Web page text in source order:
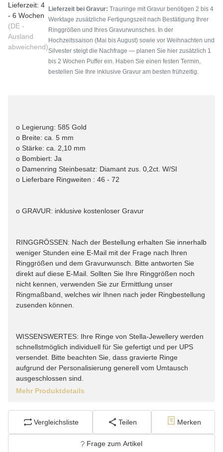
Lieferzeit: 4
- 6 Wochen
(DE -
Ausland
abweichend)
Lieferzeit bei Gravur: Trauringe mit Gravur benötigen 2 bis 4
Werktage zusätzliche Fertigungszeit nach Bestätigung Ihrer
Ringgrößen und Ihres Gravurwunsches. In der
Hochzeitssaison (Mai bis August) sowie vor Weihnachten und
Silvester steigt die Nachfrage — planen Sie hier zusätzlich 1
bis 2 Wochen Puffer ein. Haben Sie einen festen Termin,
bestellen Sie Ihre inklusive Gravur am besten frühzeitig.
o Legierung: 585 Gold
o Breite: ca. 5 mm
o Stärke: ca. 2,10 mm
o Bombiert: Ja
o Damenring Steinbesatz: Diamant zus. 0,2ct. W/SI
o Lieferbare Ringweiten : 46 - 72
o GRAVUR: inklusive kostenloser Gravur
RINGGRÖSSEN: Nach der Bestellung erhalten Sie innerhalb
weniger Stunden eine E-Mail mit der Frage nach Ihren
Ringgrößen und dem Gravurwunsch. Bitte antworten Sie
direkt auf diese E-Mail. Sollten Sie Ihre Ringgrößen noch
nicht kennen, verwenden Sie zur Ermittlung unser
Ringmaßband, welches wir Ihnen nach jeder Ringbestellung
zusenden können.
WISSENSWERTES: Ihre Ringe von Stella-Jewellery werden
schnellstmöglich individuell für Sie gefertigt und per UPS
versendet. Bitte beachten Sie, dass gravierte Ringe
aufgrund der Personalisierung generell vom Umtausch
ausgeschlossen sind.
Mehr Produktdetails
Vergleichsliste Teilen Merken
Frage zum Artikel